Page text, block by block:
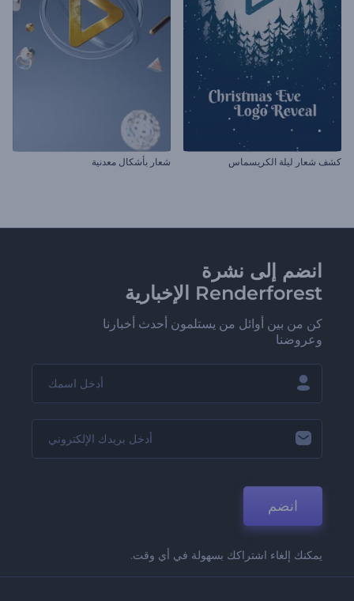
كشف شعار ليلة الكريسماس شعار بأشكال معدنية
انضم إلى نشرة
Renderforest الإخبارية
كن من بين أوائل من يستلمون أحدث أخبارنا
وعروضنا
انضم
يمكنك إلغاء اشتراكك بسهولة في أي وقت.